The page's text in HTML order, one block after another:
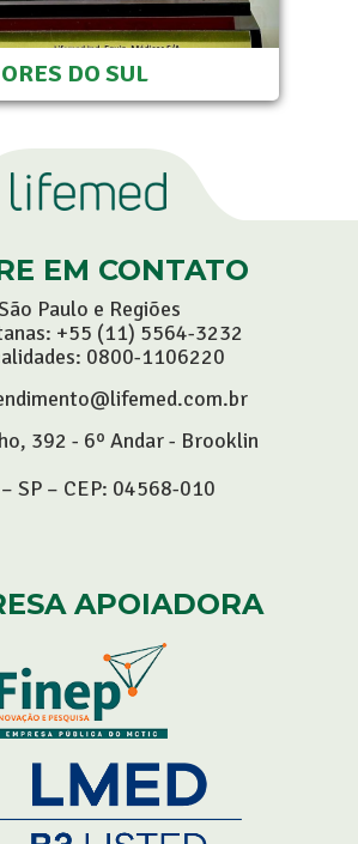
DO SUL
EM CONTATO
Paulo e Regiões
+55 (11) 5564-3232
0800-1106220
392 - 6º Andar - Brooklin
SP – CEP: 04568-010
APOIADORA